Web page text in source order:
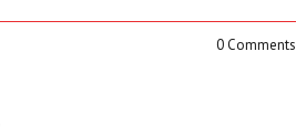
0 Comments